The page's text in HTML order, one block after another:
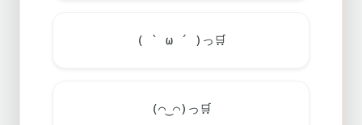
( ` ω ´ )っ 🛒
(⌒‿⌒)っ 🛒